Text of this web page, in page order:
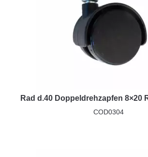
Rad d.40 Doppeldrehzapfen 8×20
COD0304